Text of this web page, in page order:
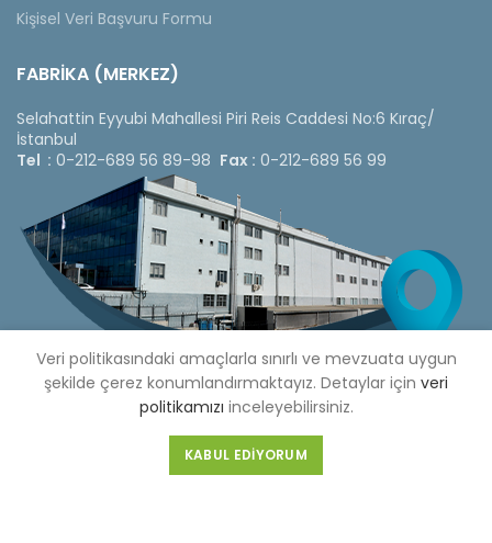
Kişisel Veri Başvuru Formu
FABRİKA (MERKEZ)
Selahattin Eyyubi Mahallesi Piri Reis Caddesi No:6 Kıraç/
İstanbul
Tel : 0-212-689 56 89-98 Fax : 0-212-689 56 99
Veri politikasındaki amaçlarla sınırlı ve mevzuata uygun
şekilde çerez konumlandırmaktayız. Detaylar için veri
politikamızı inceleyebilirsiniz.
KABUL EDIYORUM